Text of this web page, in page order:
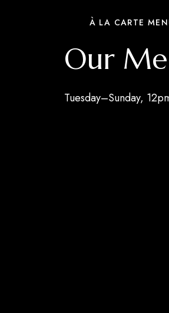
À LA CARTE
Our
Tuesday–Sunday,